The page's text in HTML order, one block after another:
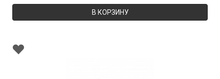
В КОРЗИНУ